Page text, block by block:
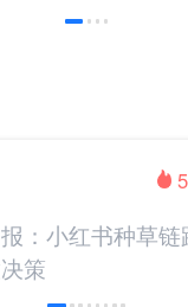
：小红书种草
策